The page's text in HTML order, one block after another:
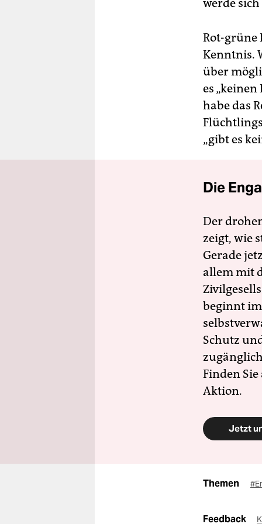
werde
Rot-grüne
Kenntnis.
über
es
habe das
„gibt es
Die
Der
zeigt, wie
Gerade
allem mit
beginnt
Schutz
Finden
Aktion.
Jetzt
Themen
Feedback